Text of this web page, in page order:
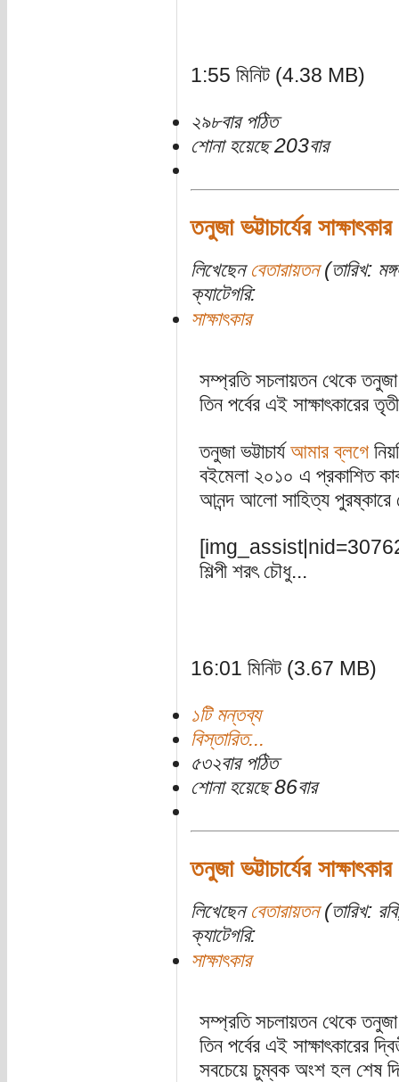
1:55 মিনিট (4.38 MB)
২৯৮বার পঠিত
শোনা হয়েছে 203বার
তনুজা ভট্টাচার্যের
লিখেছেন বেতারায়তন(তারিখ:
ক্যাটেগরি:
সাক্ষাৎকার
সম্প্রতি সচলায়তন থেকে তনুজা
তিন পর্বের এই সাক্ষাৎকারের
তনুজা ভট্টাচার্য আমার ব্লগে
বইমেলা ২০১০ এ প্রকাশিত
আনন্দ আলো সাহিত্য পুরষ্কারে
শিল্পী শরৎ চৌধু...
16:01 মিনিট (3.67 MB)
১টি মন্তব্য
বিস্তারিত...
৫৩২বার পঠিত
শোনা হয়েছে 86বার
তনুজা ভট্টাচার্যের
লিখেছেন বেতারায়তন(তারিখ:
ক্যাটেগরি:
সাক্ষাৎকার
সম্প্রতি সচলায়তন থেকে তনুজা
তিন পর্বের এই সাক্ষাৎকারের
সবচেয়ে চুম্বক অংশ হল শেষ